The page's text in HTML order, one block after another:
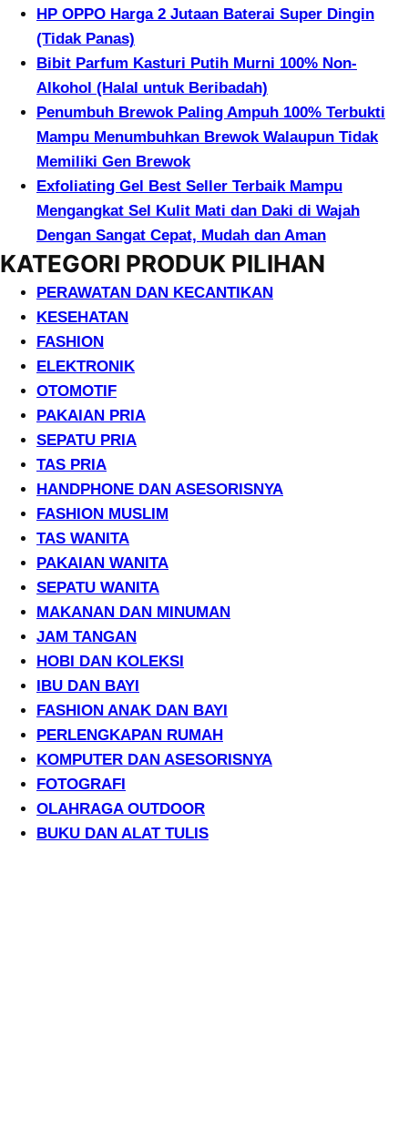
HP OPPO Harga 2 Jutaan Baterai Super Dingin
(Tidak Panas)
Bibit Parfum Kasturi Putih Murni 100% Non-
Alkohol (Halal untuk Beribadah)
Penumbuh Brewok Paling Ampuh 100% Terbukti
Mampu Menumbuhkan Brewok Walaupun Tidak
Memiliki Gen Brewok
Exfoliating Gel Best Seller Terbaik Mampu
Mengangkat Sel Kulit Mati dan Daki di Wajah
Dengan Sangat Cepat, Mudah dan Aman
KATEGORI PRODUK PILIHAN
PERAWATAN DAN KECANTIKAN
KESEHATAN
FASHION
ELEKTRONIK
OTOMOTIF
PAKAIAN PRIA
SEPATU PRIA
TAS PRIA
HANDPHONE DAN ASESORISNYA
FASHION MUSLIM
TAS WANITA
PAKAIAN WANITA
SEPATU WANITA
MAKANAN DAN MINUMAN
JAM TANGAN
HOBI DAN KOLEKSI
IBU DAN BAYI
FASHION ANAK DAN BAYI
PERLENGKAPAN RUMAH
KOMPUTER DAN ASESORISNYA
FOTOGRAFI
OLAHRAGA OUTDOOR
BUKU DAN ALAT TULIS